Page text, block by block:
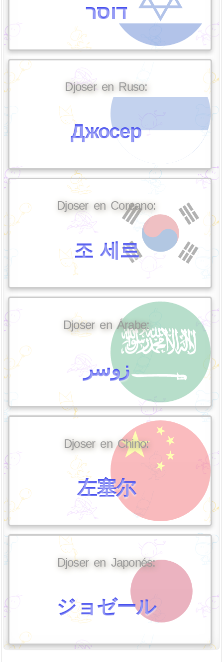
דוסר
Djoser en Ruso:
Джосер
Djoser en Coreano:
조 세르
Djoser en Árabe:
زوسر
Djoser en Chino:
左塞尔
Djoser en Japonés:
ジョゼール